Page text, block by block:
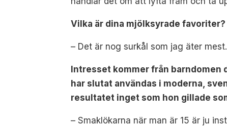
Vilka är dina mjölksyrade favoriter?
– Det är nog surkål som jag äter
Intresset kommer från barndomen
har slutat användas i moderna,
resultatet inget som hon gillade
– Smaklökarna när man är 15 är ju